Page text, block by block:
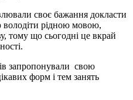
своє бажання докласти
володіти рідною мовою,
тому що сьогодні це вкрай
запропонували свою
форм і тем занять